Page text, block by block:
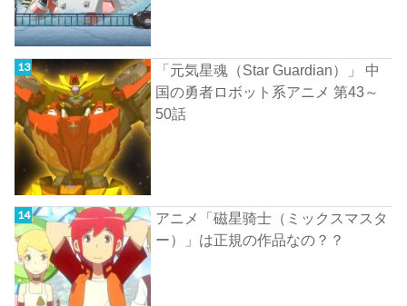
「元気星魂（Star Guardian）」 中
国の勇者ロボット系アニメ 第43～
50話
アニメ「磁星骑士（ミックスマスタ
ー）」は正規の作品なの？？